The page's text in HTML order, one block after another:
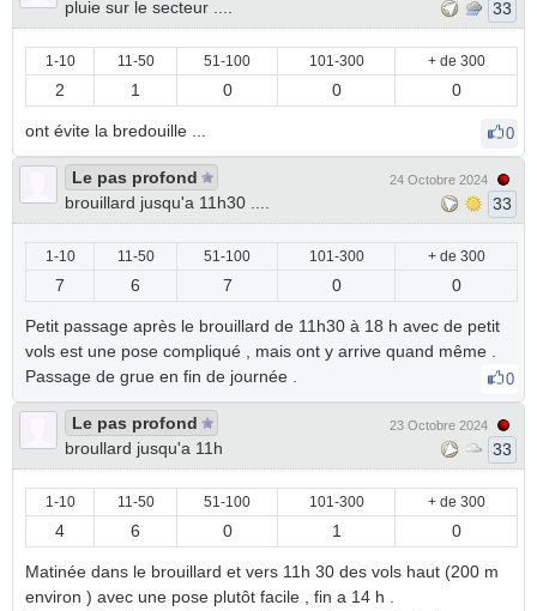
pluie sur le secteur ....
33
1-10 11-50 51-100 101-300 + de 300
2 1 0 0 0
ont évite la bredouille ... 0
Le pas profond
brouillard jusqu'a 11h30 ....
24 Octobre 2024
33
1-10 11-50 51-100 101-300 + de 300
7 6 7 0 0
Petit passage après le brouillard de 11h30 à 18 h avec de petit
vols est une pose compliqué , mais ont y arrive quand même .
Passage de grue en fin de journée .
0
Le pas profond
broullard jusqu'a 11h
23 Octobre 2024
33
1-10 11-50 51-100 101-300 + de 300
4 6 0 1 0
Matinée dans le brouillard et vers 11h 30 des vols haut (200 m
environ ) avec une pose plutôt facile , fin a 14 h .